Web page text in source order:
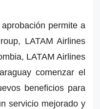
permite a
LATAM Airlines
LATAM Airlines
comenzar el
beneficios para
servicio mejorado y